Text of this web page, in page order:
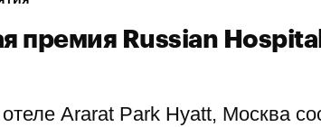
премия Russian
Ararat Park Hyatt, Москва